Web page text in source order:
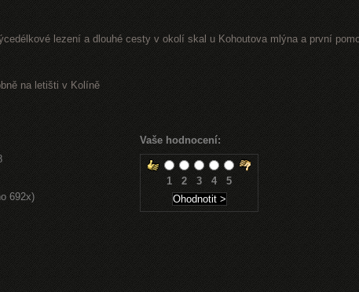
lezení a dlouhé cesty v okolí skal u Kohoutova mlýna a první
na letišti v Kolíně
692x)
Vaše hodnocení:
1 2 3 4 5